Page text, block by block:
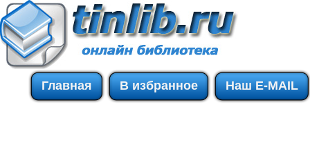
Главная В избранное Наш E-MAIL